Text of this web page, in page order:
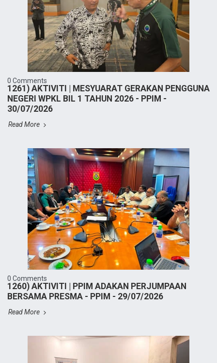
0 Comments
1261) AKTIVITI | MESYUARAT GERAKAN PENGGUNA
NEGERI WPKL BIL 1 TAHUN 2026 - PPIM -
30/07/2026
Read More
0 Comments
1260) AKTIVITI | PPIM ADAKAN PERJUMPAAN
BERSAMA PRESMA - PPIM - 29/07/2026
Read More